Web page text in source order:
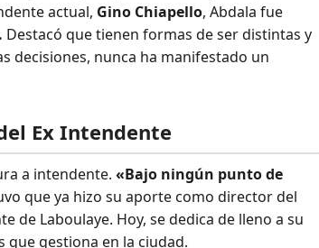
actual, Gino Chiapello, Abdala fue
Destacó que tienen formas de ser distintas y
decisiones, nunca ha manifestado un
Ex Intendente
a intendente. «Bajo ningún punto de
que ya hizo su aporte como director del
de Laboulaye. Hoy, se dedica de lleno a su
gestiona en la ciudad.